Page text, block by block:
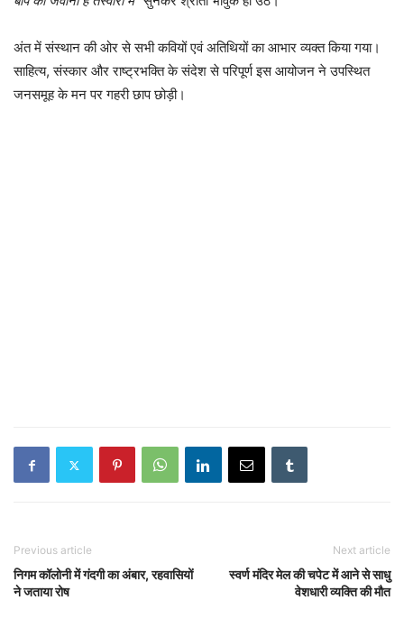
अंत में संस्थान की ओर से सभी कवियों एवं अतिथियों का आभार व्यक्त किया गया।
साहित्य, संस्कार और राष्ट्रभक्ति के संदेश से परिपूर्ण इस आयोजन ने उपस्थित
जनसमूह के मन पर गहरी छाप छोड़ी।
Previous article
निगम कॉलोनी में गंदगी का अंबार, रहवासियों
ने जताया रोष
Next article
स्वर्ण मंदिर मेल की चपेट में आने से साधु
वेशधारी व्यक्ति की मौत